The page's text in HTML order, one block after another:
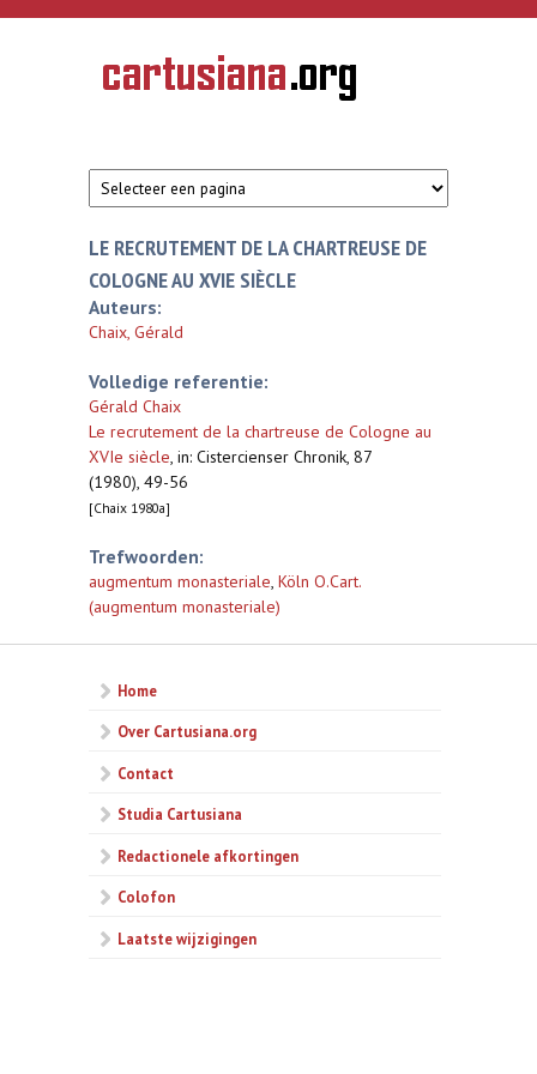
Overslaan en naar de inhoud gaan
CARTUSIANA
Geschiedenis
van de
LE RECRUTEMENT DE LA CHARTREUSE DE
COLOGNE AU XVIE SIÈCLE
Auteurs:
Chaix, Gérald
Volledige referentie:
Gérald Chaix
Le recrutement de la chartreuse de Cologne au
XVIe siècle, in: Cistercienser Chronik, 87
(1980), 49-56
[Chaix 1980a]
Trefwoorden:
augmentum monasteriale, Köln O.Cart.
(augmentum monasteriale)
Home
Over Cartusiana.org
Contact
Studia Cartusiana
Redactionele afkortingen
Colofon
Laatste wijzigingen